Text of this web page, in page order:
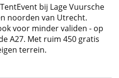
bij Lage Vuursche
noorden van Utrecht.
voor minder validen - op
A27. Met ruim 450 gratis
terrein.